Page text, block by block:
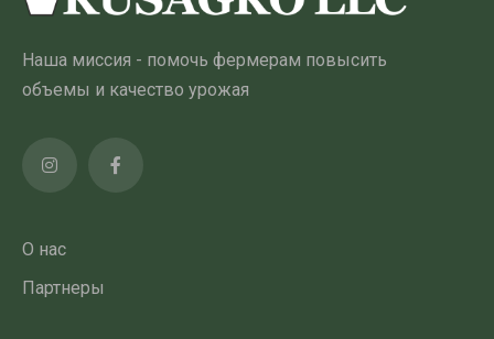
Наша миссия - помочь фермерам повысить
объемы и качество урожая
О нас
Партнеры